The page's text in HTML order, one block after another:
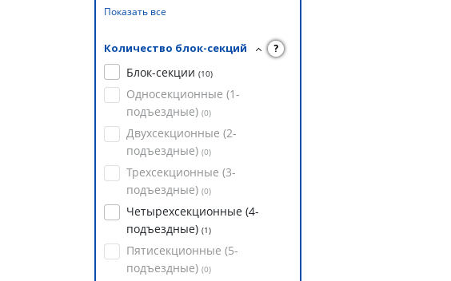
Показать все
Количество блок-секций ?
Блок-секции (10)
Односекционные (1-
подъездные) (0)
Двухсекционные (2-
подъездные) (0)
Трехсекционные (3-
подъездные) (0)
Четырехсекционные (4-
подъездные) (1)
Пятисекционные (5-
подъездные) (0)